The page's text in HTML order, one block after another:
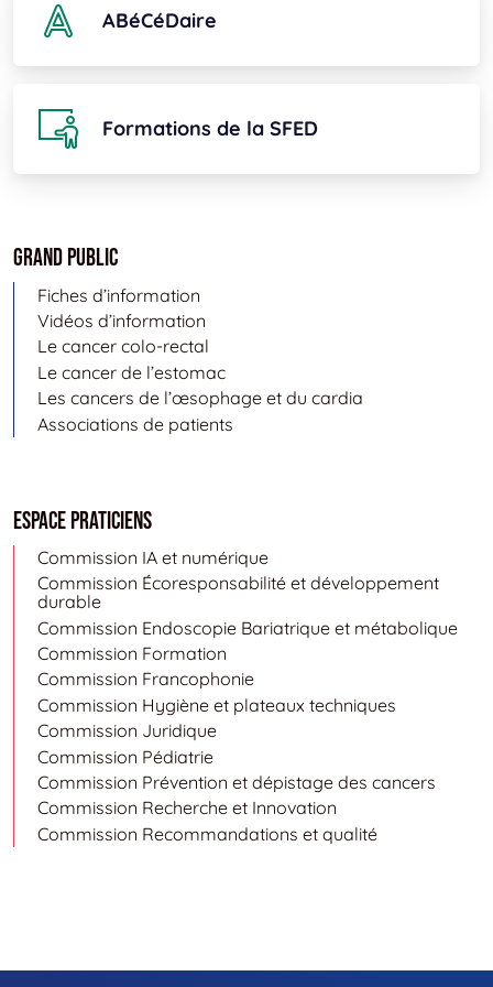
ABéCéDaire
Formations de la SFED
Grand public
Fiches d’information
Vidéos d’information
Le cancer colo-rectal
Le cancer de l’estomac
Les cancers de l’œsophage et du cardia
Associations de patients
Espace Praticiens
Commission IA et numérique
Commission Écoresponsabilité et développement
durable
Commission Endoscopie Bariatrique et métabolique
Commission Formation
Commission Francophonie
Commission Hygiène et plateaux techniques
Commission Juridique
Commission Pédiatrie
Commission Prévention et dépistage des cancers
Commission Recherche et Innovation
Commission Recommandations et qualité